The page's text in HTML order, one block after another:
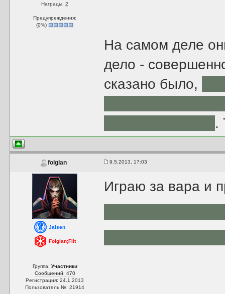
Награды:2
Предупреждения:
(0%)
На самом деле
дело -
сказано было,
.
folglan 9.5.2013, 17:03
Jaisen
Folglan;Flit
Группа: Участники
Сообщений: 470
Регистрация: 24.1.2013
Пользователь №: 21914
Играю за вара и